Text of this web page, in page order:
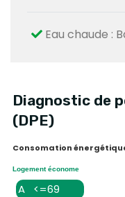
Eau chaude :
Diagnostic de
(DPE)
Consomation
Logement économe
A <=69